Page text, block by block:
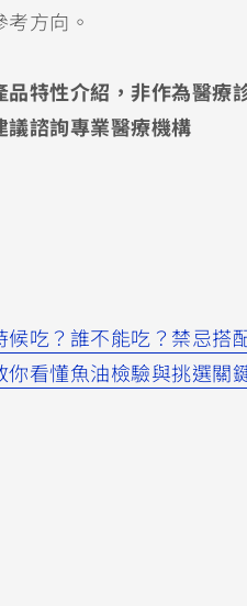
方向。
特性介紹，非作為醫療
議諮詢專業醫療機構
吃？誰不能吃？禁忌搭
你看懂魚油檢驗與挑選關